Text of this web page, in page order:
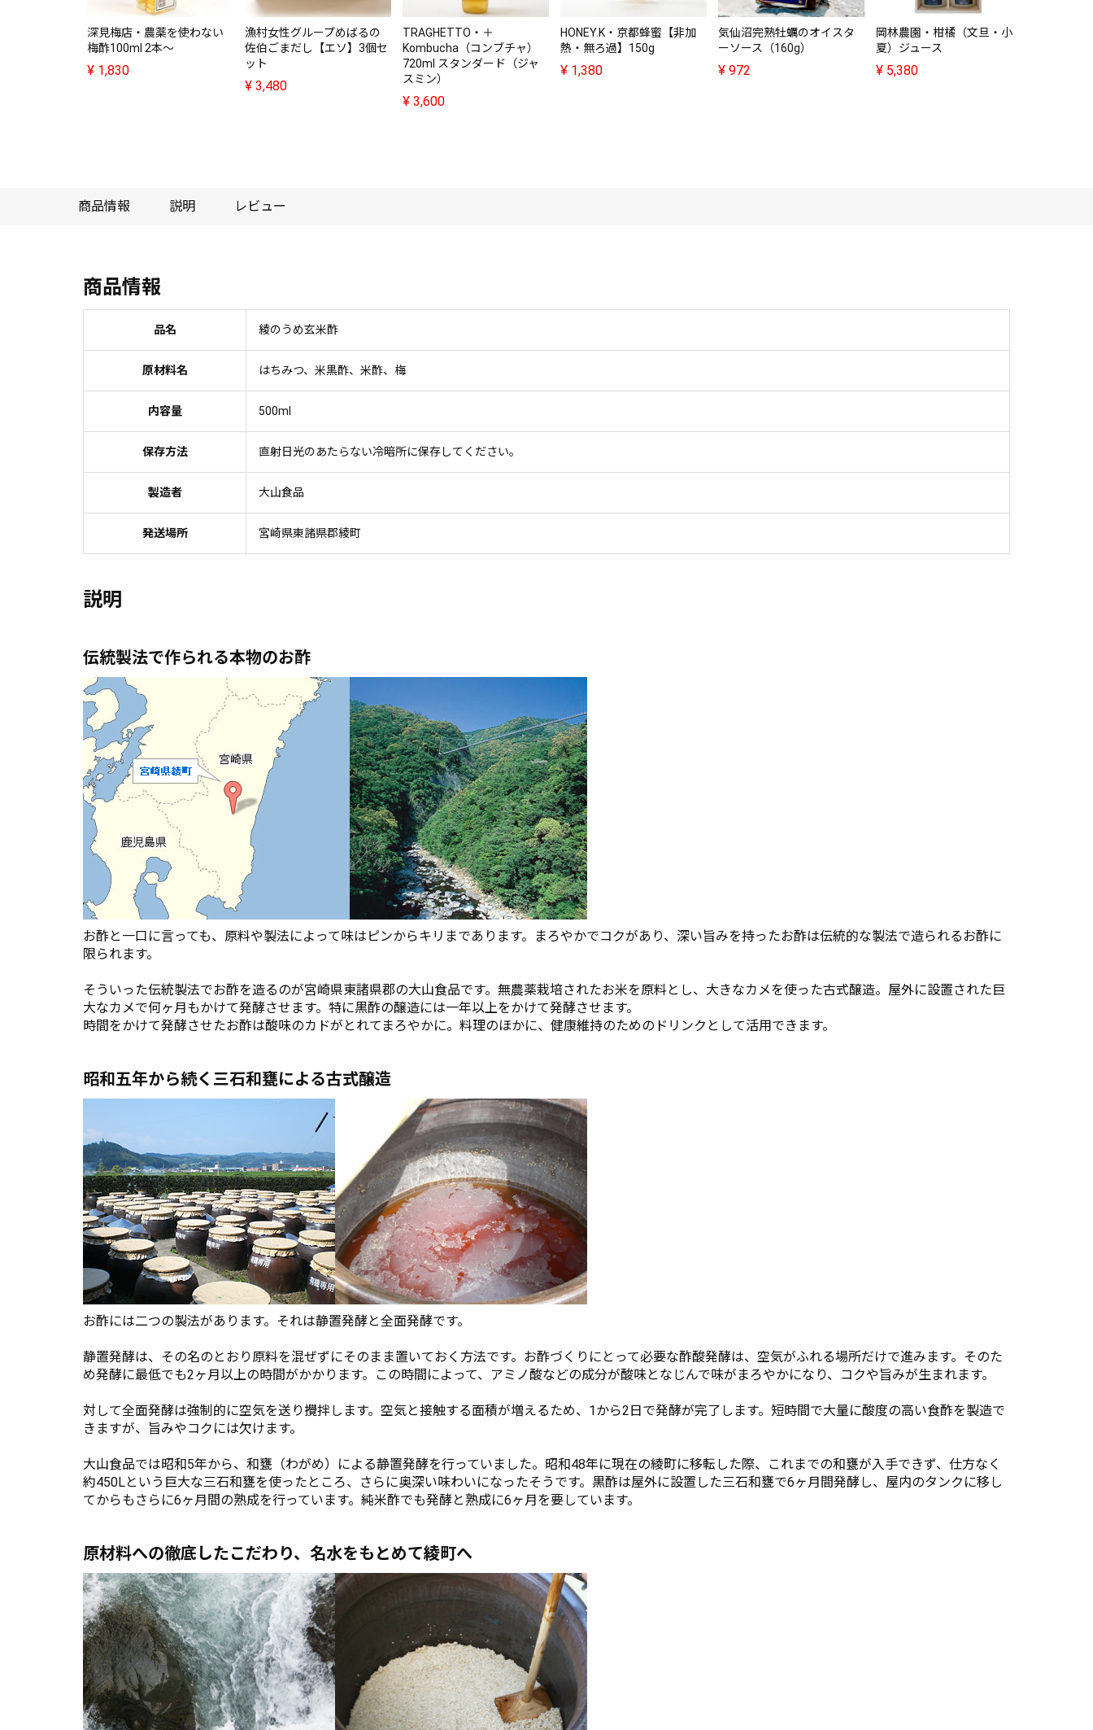
深見梅店・農薬を使わない
梅酢100ml 2本～
¥ 1,830
漁村女性グループめばるの
佐伯ごまだし【エソ】3個セ
ット
¥ 3,480
TRAGHETTO・＋
Kombucha（コンブチャ）
720ml スタンダード（ジャ
スミン）
¥ 3,600
HONEY.K・京都蜂蜜【非加
熱・無ろ過】150g
¥ 1,380
気仙沼完熟牡蠣のオイスタ
ーソース（160g）
¥ 972
岡林農園・柑橘（文旦・小
夏）ジュース
¥ 5,380
商品情報 説明 レビュー
商品情報
品名 綾のうめ玄米酢
原材料名 はちみつ、米黒酢、米酢、梅
内容量 500ml
保存方法 直射日光のあたらない冷暗所に保存してください。
製造者 大山食品
発送場所 宮崎県東諸県郡綾町
説明
伝統製法で作られる本物のお酢
お酢と一口に言っても、原料や製法によって味はピンからキリまであります。まろやかでコクがあり、深い旨みを持ったお酢は伝統的な製法で造られるお酢に
限られます。
そういった伝統製法でお酢を造るのが宮崎県東諸県郡の大山食品です。無農薬栽培されたお米を原料とし、大きなカメを使った古式醸造。屋外に設置された巨
大なカメで何ヶ月もかけて発酵させます。特に黒酢の醸造には一年以上をかけて発酵させます。
時間をかけて発酵させたお酢は酸味のカドがとれてまろやかに。料理のほかに、健康維持のためのドリンクとして活用できます。
昭和五年から続く三石和甕による古式醸造
お酢には二つの製法があります。それは静置発酵と全面発酵です。
静置発酵は、その名のとおり原料を混ぜずにそのまま置いておく方法です。お酢づくりにとって必要な酢酸発酵は、空気がふれる場所だけで進みます。そのた
め発酵に最低でも2ヶ月以上の時間がかかります。この時間によって、アミノ酸などの成分が酸味となじんで味がまろやかになり、コクや旨みが生まれます。
対して全面発酵は強制的に空気を送り攪拌します。空気と接触する面積が増えるため、1から2日で発酵が完了します。短時間で大量に酸度の高い食酢を製造で
きますが、旨みやコクには欠けます。
大山食品では昭和5年から、和甕（わがめ）による静置発酵を行っていました。昭和48年に現在の綾町に移転した際、これまでの和甕が入手できず、仕方なく
約450Lという巨大な三石和甕を使ったところ、さらに奥深い味わいになったそうです。黒酢は屋外に設置した三石和甕で6ヶ月間発酵し、屋内のタンクに移し
てからもさらに6ヶ月間の熟成を行っています。純米酢でも発酵と熟成に6ヶ月を要しています。
原材料への徹底したこだわり、名水をもとめて綾町へ